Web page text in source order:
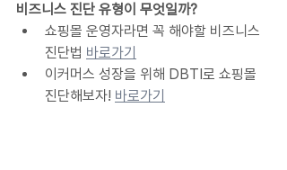
비즈니스 진단 유형이 무엇일까?
쇼핑몰 운영자라면 꼭 해야할 비즈니스
진단법 바로가기
이커머스 성장을 위해 DBTI로 쇼핑몰
진단해보자! 바로가기